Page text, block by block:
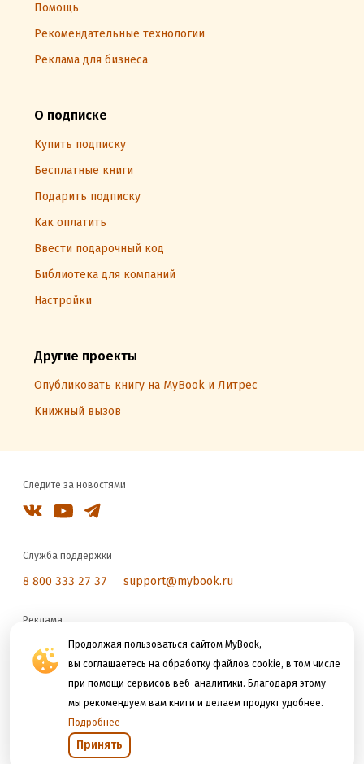
Продолжая пользоваться сайтом MyBook,
вы соглашаетесь на обработку файлов cookie, в том числе
при помощи сервисов веб-аналитики. Благодаря этому
мы рекомендуем вам книги и делаем продукт удобнее.
Подробнее
Принять
Помощь
Рекомендательные технологии
Реклама для бизнеса
О подписке
Купить подписку
Бесплатные книги
Подарить подписку
Как оплатить
Ввести подарочный код
Библиотека для компаний
Настройки
Другие проекты
Опубликовать книгу на MyBook и Литрес
Книжный вызов
Следите за новостями
Служба поддержки
8 800 333 27 37 support@mybook.ru
Реклама
reklama@litres.ru
Мы принимаем к оплате
Открыть в приложении